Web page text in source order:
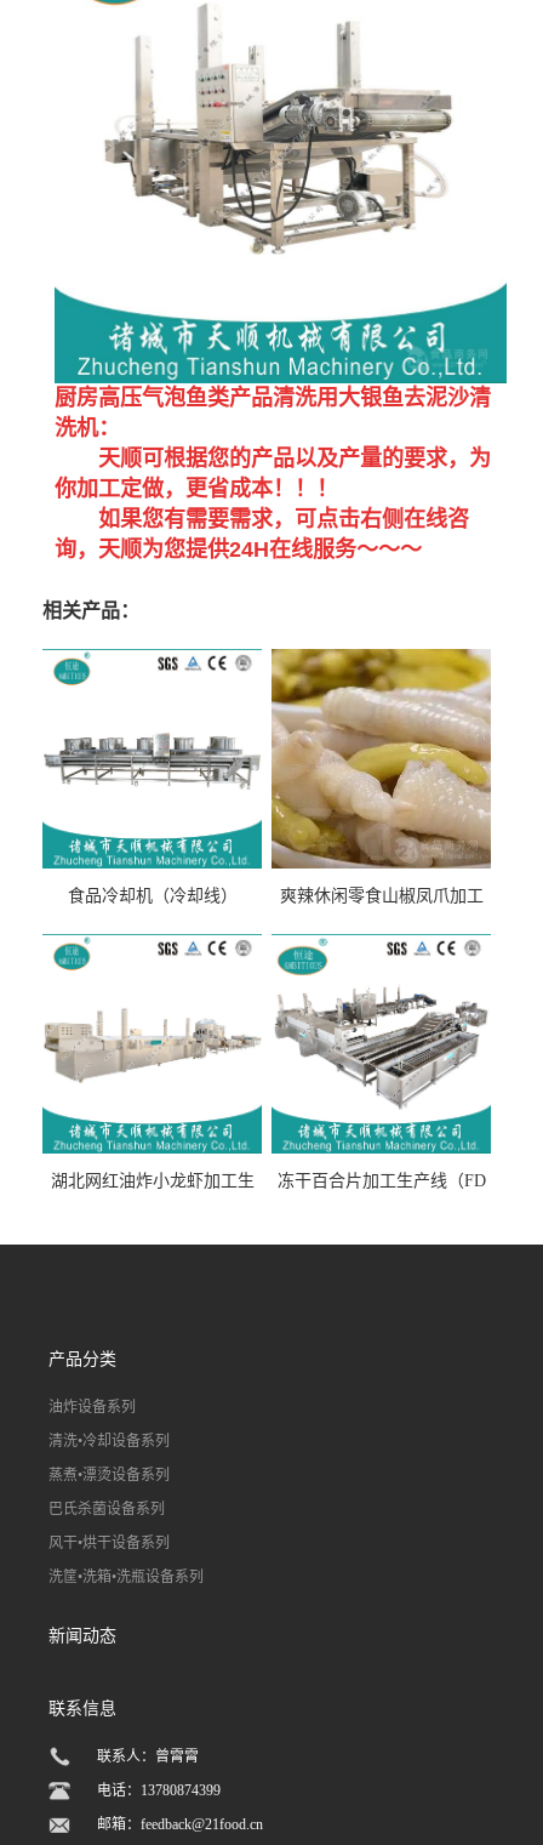
厨房高压气泡鱼类产品清洗用大银鱼去泥沙清
洗机：
天顺可根据您的产品以及产量的要求，为
你加工定做，更省成本！！！
如果您有需要需求，可点击右侧在线咨
询，天顺为您提供24H在线服务～～～
相关产品：
食品冷却机（冷却线）
爽辣休闲零食山椒凤爪加工
流水线）
湖北网红油炸小龙虾加工生
线）
冻干百合片加工生产线（FD
线）
产品分类
油炸设备系列
清洗•冷却设备系列
蒸煮•漂烫设备系列
巴氏杀菌设备系列
风干•烘干设备系列
洗筐•洗箱•洗瓶设备系列
新闻动态
联系信息
联系人：曾霄霄
电话：13780874399
邮箱：feedback@21food.cn